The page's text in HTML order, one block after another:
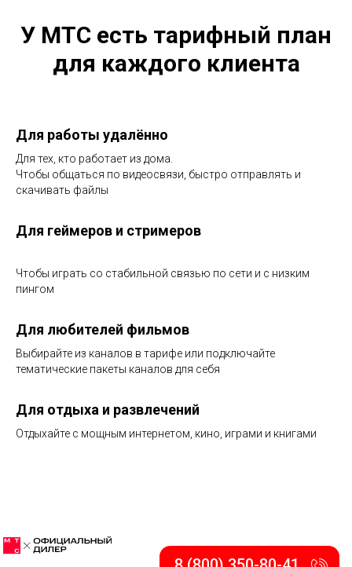
У МТС есть тарифный план
для каждого клиента
Для работы удалённо
Для тех, кто работает из дома.
Чтобы общаться по видеосвязи, быстро отправлять и
скачивать файлы
Для геймеров и стримеров
Чтобы играть со стабильной связью по сети и с низким
пингом
Для любителей фильмов
Выбирайте из каналов в тарифе или подключайте
тематические пакеты каналов для себя
Для отдыха и развлечений
Отдыхайте с мощным интернетом, кино, играми и книгами